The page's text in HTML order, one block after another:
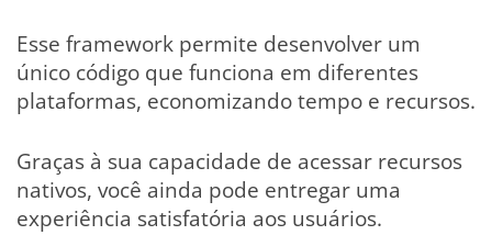
Esse framework permite desenvolver um
único código que funciona em diferentes
plataformas, economizando tempo e recursos.
Graças à sua capacidade de acessar recursos
nativos, você ainda pode entregar uma
experiência satisfatória aos usuários.